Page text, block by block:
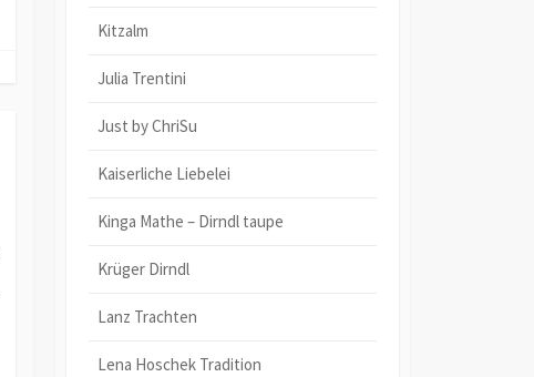
Kitzalm
Julia Trentini
Just by ChriSu
Kaiserliche Liebelei
Kinga Mathe – Dirndl taupe
Krüger Dirndl
Lanz Trachten
Lena Hoschek Tradition